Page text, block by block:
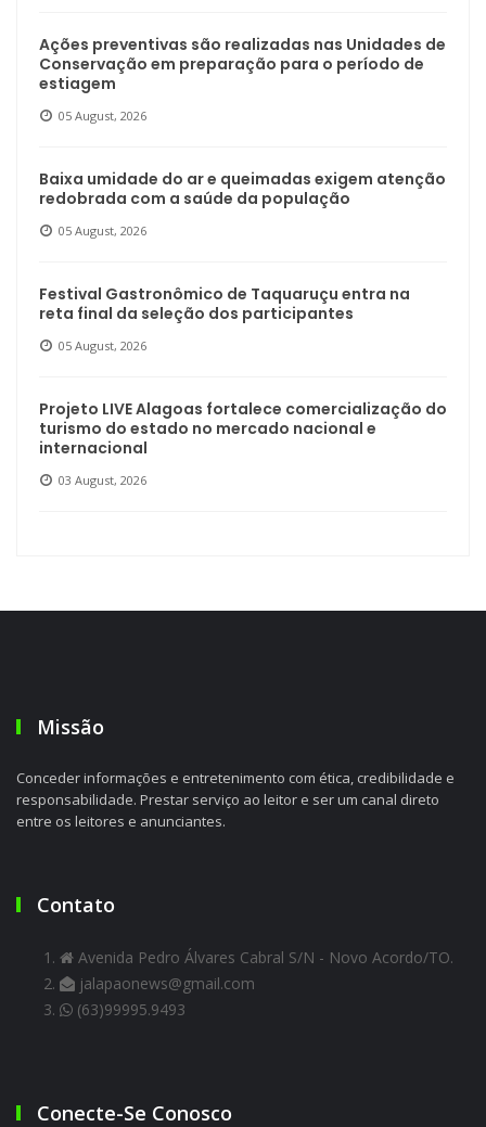
Ações preventivas são realizadas nas Unidades de
Conservação em preparação para o período de
estiagem
05 August, 2026
Baixa umidade do ar e queimadas exigem atenção
redobrada com a saúde da população
05 August, 2026
Festival Gastronômico de Taquaruçu entra na
reta final da seleção dos participantes
05 August, 2026
Projeto LIVE Alagoas fortalece comercialização do
turismo do estado no mercado nacional e
internacional
03 August, 2026
Missão
Conceder informações e entretenimento com ética, credibilidade e
responsabilidade. Prestar serviço ao leitor e ser um canal direto
entre os leitores e anunciantes.
Contato
Avenida Pedro Álvares Cabral S/N - Novo Acordo/TO.
jalapaonews@gmail.com
(63)99995.9493
Conecte-Se Conosco